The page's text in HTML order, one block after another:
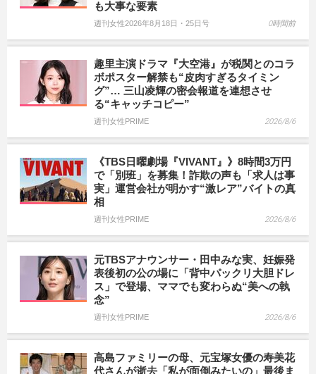
も大事な要素
週刊女性2026年8月18日・25日号 0時間前
趣里主演ドラマ『大空港』が税関とのコラ
ボポスター解禁も“皮肉すぎるタイミン
グ”… 三山凌輝の密会報道を連想させ
る“キャッチコピー”
週刊女性PRIME 2026/8/6
《TBS日曜劇場『VIVANT』》8時間3万円
で「別班」を募集！詐欺の声も「求人は事
実」運営会社が明かす“激レア”バイトの真
相
週刊女性PRIME 2026/8/6
元TBSアナウンサー・田中みな実、妊娠発
表後初の公の場に「背中パックリ大胆ドレ
ス」で登場、ママでも変わらぬ“美への執
念”
週刊女性PRIME 2026/8/6
高島ファミリーの母、元宝塚女優の寿美花
代さんが逝去「私が面倒みたいの」最後ま